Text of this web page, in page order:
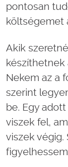
pontosan
költségemet
Akik
készíthetnek
Nekem az a
szerint
be. Egy
viszek fel,
viszek végig.